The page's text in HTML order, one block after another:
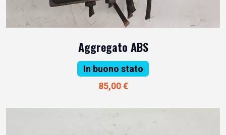
Aggregato ABS
In buono stato
85,00 €